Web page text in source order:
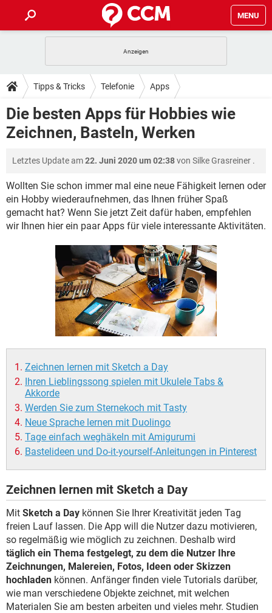
MENU
ANDROID IOS
WINDOWS 10 INSTAGRAM
WHATSAPP TIKTOK
TIPPS & TRICKS
SPIELE STREAMING
ANDROID IOS
WHATSAPP TIKTOK
FACEBOOK HARDWARE
DOWNLOADS
SPIELE STREAMING
WHATSAPP TIKTOK
FACEBOOK HARDWARE
FORUM
SPIELE STREAMING
ANDROID IOS
WINDOWS 10 INSTAGRAM
WHATSAPP TIKTOK
HARDWARE
SPIELE STREAMING
ANDROID IOS
TIKTOK
HARDWARE
Tipps & Tricks Telefonie Apps
Die besten Apps für Hobbies wie
Zeichnen, Basteln, Werken
Letztes Update am22. Juni 2020 um 02:38von Silke Grasreiner .
Wollten Sie schon immer mal eine neue Fähigkeit lernen oder
ein Hobby wiederaufnehmen, das Ihnen früher Spaß
gemacht hat? Wenn Sie jetzt Zeit dafür haben, empfehlen
wir Ihnen hier ein paar Apps für viele interessante Aktivitäten.
Zeichnen lernen mit Sketch a Day
Ihren Lieblingssong spielen mit Ukulele Tabs &
Akkorde
Werden Sie zum Sternekoch mit Tasty
Neue Sprache lernen mit Duolingo
Tage einfach weghäkeln mit Amigurumi
Bastelideen und Do-it-yourself-Anleitungen in Pinterest
Zeichnen lernen mit Sketch a Day
Mit Sketch a Day können Sie Ihrer Kreativität jeden Tag
freien Lauf lassen. Die App will die Nutzer dazu motivieren,
so regelmäßig wie möglich zu zeichnen. Deshalb wird
täglich ein Thema festgelegt, zu dem die Nutzer Ihre
Zeichnungen, Malereien, Fotos, Ideen oder Skizzen
hochladen können. Anfänger finden viele Tutorials darüber,
wie man verschiedene Objekte zeichnet, mit welchen
Materialen Sie am besten arbeiten und vieles mehr. Studien